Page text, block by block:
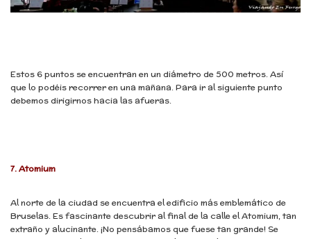
Estos 6 puntos se encuentran en un diámetro de 500 metros. Así
que lo podéis recorrer en una mañana. Para ir al siguiente punto
debemos dirigirnos hacia las afueras.
7. Atomium
Al norte de la ciudad se encuentra el edificio más emblemático de
Bruselas. Es fascinante descubrir al final de la calle el Atomium, tan
extraño y alucinante. ¡No pensábamos que fuese tan grande! Se